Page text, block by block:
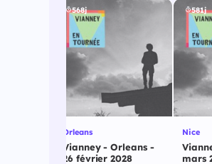
568j
Orleans
Vianney - Orleans -
26 février 2028
581j
Nice
mars